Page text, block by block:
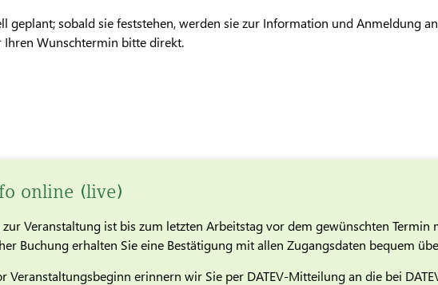
geplant; sobald sie feststehen, werden sie zur Information und Anmeldung
Wunschtermin bitte direkt.
online (live)
Veranstaltung ist bis zum letzten Arbeitstag vor dem gewünschten Termin
Buchung erhalten Sie eine Bestätigung mit allen Zugangsdaten bequem
Veranstaltungsbeginn erinnern wir Sie per DATEV-Mitteilung an die bei